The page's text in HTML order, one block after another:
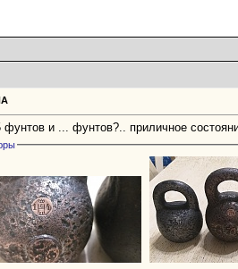
и ... фунтов?.. приличное